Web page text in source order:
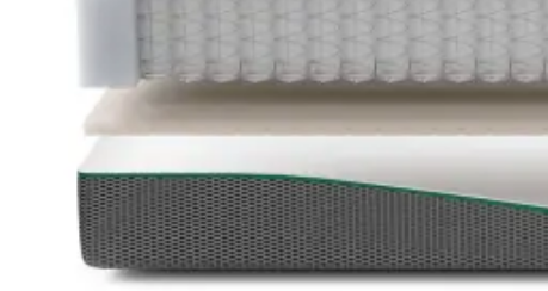
Memoryskum topmadrasser 120x200
Memoryskum topmadrasser 90x200
Memoryskum topmadrasser 80x200
Se flere størrelser
Hovedpuder
Dyne størrelser
Dobbeltdyner - 200x220
Enkeltdyner - 140x220
Enkeltdyner - 140x200